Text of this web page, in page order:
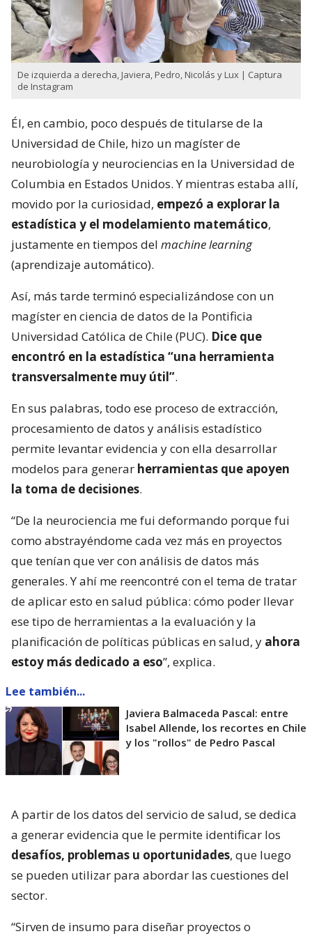
De izquierda a derecha, Javiera, Pedro, Nicolás y Lux | Captura
de Instagram
Él, en cambio, poco después de titularse de la
Universidad de Chile, hizo un magíster de
neurobiología y neurociencias en la Universidad de
Columbia en Estados Unidos. Y mientras estaba allí,
movido por la curiosidad, empezó a explorar la
estadística y el modelamiento matemático,
justamente en tiempos del machine learning
(aprendizaje automático).
Así, más tarde terminó especializándose con un
magíster en ciencia de datos de la Pontificia
Universidad Católica de Chile (PUC). Dice que
encontró en la estadística “una herramienta
transversalmente muy útil”.
En sus palabras, todo ese proceso de extracción,
procesamiento de datos y análisis estadístico
permite levantar evidencia y con ella desarrollar
modelos para generar herramientas que apoyen
la toma de decisiones.
“De la neurociencia me fui deformando porque fui
como abstrayéndome cada vez más en proyectos
que tenían que ver con análisis de datos más
generales. Y ahí me reencontré con el tema de tratar
de aplicar esto en salud pública: cómo poder llevar
ese tipo de herramientas a la evaluación y la
planificación de políticas públicas en salud, y ahora
estoy más dedicado a eso”, explica.
Lee también...
Javiera Balmaceda Pascal: entre
Isabel Allende, los recortes en Chile
y los "rollos" de Pedro Pascal
A partir de los datos del servicio de salud, se dedica
a generar evidencia que le permite identificar los
desafíos, problemas u oportunidades, que luego
se pueden utilizar para abordar las cuestiones del
sector.
“Sirven de insumo para diseñar proyectos o